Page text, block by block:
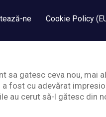
ne Cookie Policy
sa gatesc ceva nou, mai
fost cu adevărat
au cerut să-l gătesc din